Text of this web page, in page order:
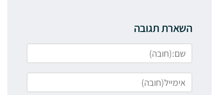
השארת תגובה